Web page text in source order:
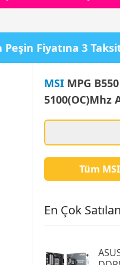
MSIMPG
5100(OC)Mhz
Tüm
En Çok